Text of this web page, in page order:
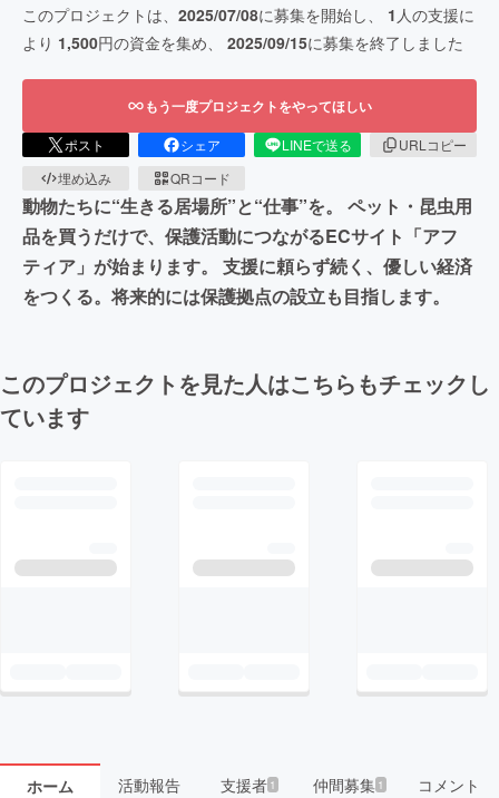
このプロジェクトは、 2025/07/08に募集を開始し、 1 人の支援に
より 1,500円の資金を集め、 2025/09/15に募集を終了しました
もう一度プロジェクトをやってほしい
ポスト シェア LINEで送る
URLコピー
埋め込み
QRコード
動物たちに“生きる居場所”と“仕事”を。 ペット・昆虫用
品を買うだけで、保護活動につながるECサイト「アフ
ティア」が始まります。 支援に頼らず続く、優しい経済
をつくる。将来的には保護拠点の設立も目指します。
このプロジェクトを見た人はこちらもチェックし
ています
ホーム 活動報告 支援者 1 仲間募集 1 コメント